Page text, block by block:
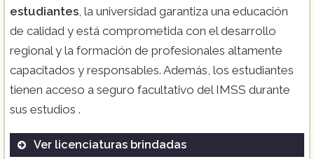
estudiantes, la universidad garantiza una educación
de calidad y está comprometida con el desarrollo
regional y la formación de profesionales altamente
capacitados y responsables. Además, los estudiantes
tienen acceso a seguro facultativo del IMSS durante
sus estudios​ .
Ver licenciaturas brindadas